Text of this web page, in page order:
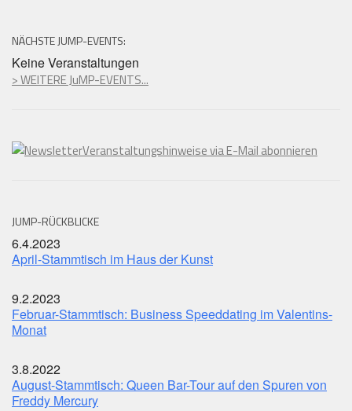
NÄCHSTE JUMP-EVENTS:
Keine Veranstaltungen
> WEITERE JuMP-EVENTS...
Veranstaltungshinweise via E-Mail abonnieren
JUMP-RÜCKBLICKE
6.4.2023
April-Stammtisch im Haus der Kunst
9.2.2023
Februar-Stammtisch: Business Speeddating im Valentins-
Monat
3.8.2022
August-Stammtisch: Queen Bar-Tour auf den Spuren von
Freddy Mercury